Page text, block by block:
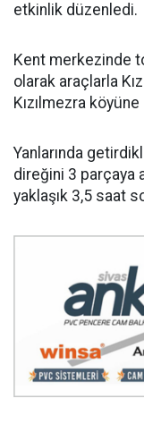
etkinlik düzenledi.
Kent merkezinde
olarak araçlarla
Kızılmezra
Yanlarında
direğini 3 parçaya
yaklaşık 3,5 saat